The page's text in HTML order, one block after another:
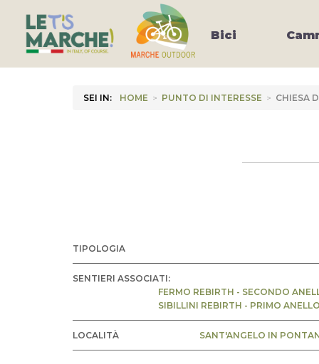
Bici
SEI IN: HOME > PUNTO DI INTERESSE > CHIESA
TIPOLOGIA
SENTIERI ASSOCIATI:
FERMO REBIRTH - SECONDO
SIBILLINI REBIRTH - PRIMO
LOCALITÀ SANT'ANGELO IN